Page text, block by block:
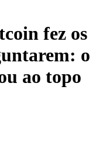
fez os
o
ao topo